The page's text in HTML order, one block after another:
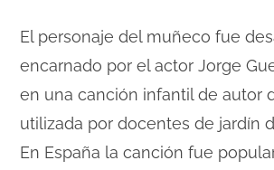
El personaje del muñeco fue
encarnado por el actor Jorge
en una canción infantil de autor
utilizada por docentes de jardín
En España la canción fue